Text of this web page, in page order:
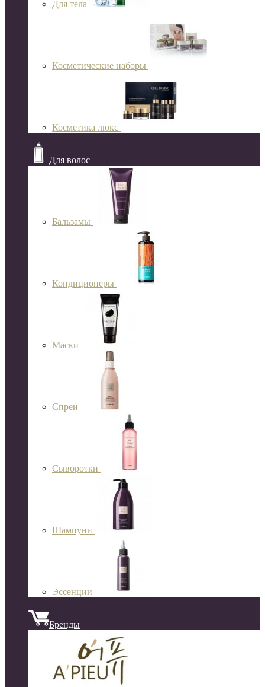
Для тела
Косметические наборы
Косметика люкс
Для волос
Бальзамы
Кондиционеры
Маски
Спреи
Сыворотки
Шампуни
Эссенции
Бренды